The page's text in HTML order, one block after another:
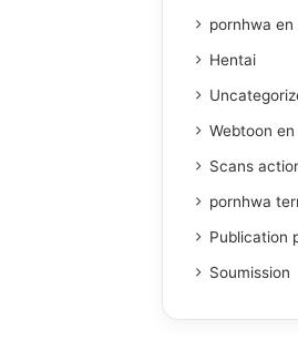
pornhwa en
Hentai
Webtoon en
Scans
pornhwa
Publication
Soumission